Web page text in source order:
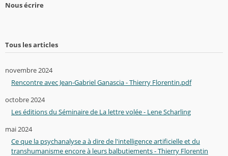
Nous écrire
Tous les articles
novembre 2024
Rencontre avec Jean-Gabriel Ganascia - Thierry Florentin.pdf
octobre 2024
Les éditions du Séminaire de La lettre volée - Lene Scharling
mai 2024
Ce que la psychanalyse a à dire de l'intelligence artificielle et du
transhumanisme encore à leurs balbutiements - Thierry Florentin